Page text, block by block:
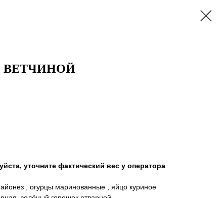
ВЕТЧИНОЙ
уточните фактический вес у оператора
, огурцы маринованные , яйцо куриное